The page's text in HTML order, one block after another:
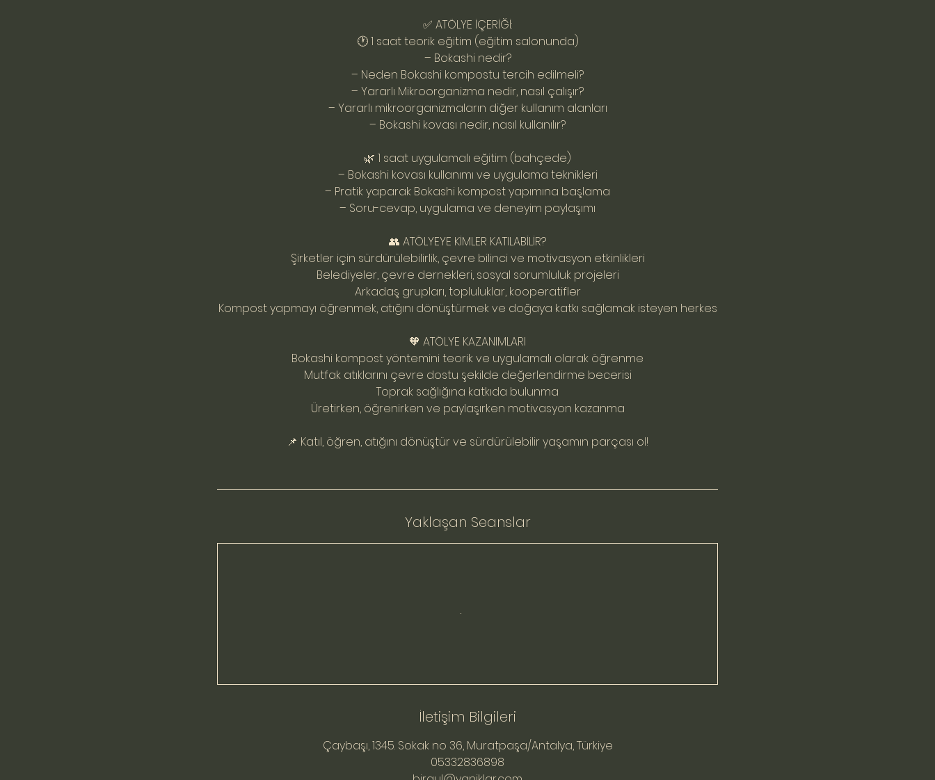
✅ ATÖLYE İÇERİĞİ:
🕐 1 saat teorik eğitim (eğitim salonunda)
– Bokashi nedir?
– Neden Bokashi kompostu tercih edilmeli?
– Yararlı Mikroorganizma nedir, nasıl çalışır?
– Yararlı mikroorganizmaların diğer kullanım alanları
– Bokashi kovası nedir, nasıl kullanılır?
🌿 1 saat uygulamalı eğitim (bahçede)
– Bokashi kovası kullanımı ve uygulama teknikleri
– Pratik yaparak Bokashi kompost yapımına başlama
– Soru-cevap, uygulama ve deneyim paylaşımı
👥 ATÖLYEYE KİMLER KATILABİLİR?
Şirketler için sürdürülebilirlik, çevre bilinci ve motivasyon etkinlikleri
Belediyeler, çevre dernekleri, sosyal sorumluluk projeleri
Arkadaş grupları, topluluklar, kooperatifler
Kompost yapmayı öğrenmek, atığını dönüştürmek ve doğaya katkı sağlamak isteyen herkes
🧡 ATÖLYE KAZANIMLARI
Bokashi kompost yöntemini teorik ve uygulamalı olarak öğrenme
Mutfak atıklarını çevre dostu şekilde değerlendirme becerisi
Toprak sağlığına katkıda bulunma
Üretirken, öğrenirken ve paylaşırken motivasyon kazanma
📌 Katıl, öğren, atığını dönüştür ve sürdürülebilir yaşamın parçası ol!
Yaklaşan Seanslar
İletişim Bilgileri
Çaybaşı, 1345. Sokak no 36, Muratpaşa/Antalya, Türkiye
05332836898